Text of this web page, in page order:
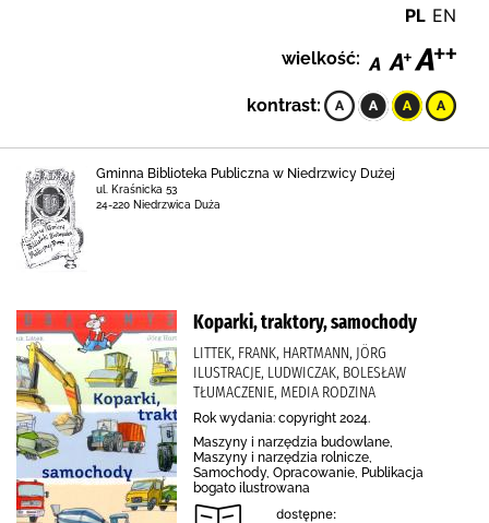
PL EN
wielkość:
kontrast:
Gminna Biblioteka Publiczna w Niedrzwicy Dużej
ul. Kraśnicka 53
24-220 Niedrzwica Duża
Koparki, traktory, samochody
LITTEK, FRANK, HARTMANN, JÖRG
ILUSTRACJE, LUDWICZAK, BOLESŁAW
TŁUMACZENIE, MEDIA RODZINA
Rok wydania: copyright 2024.
Maszyny i narzędzia budowlane,
Maszyny i narzędzia rolnicze,
Samochody, Opracowanie, Publikacja
bogato ilustrowana
dostępne: